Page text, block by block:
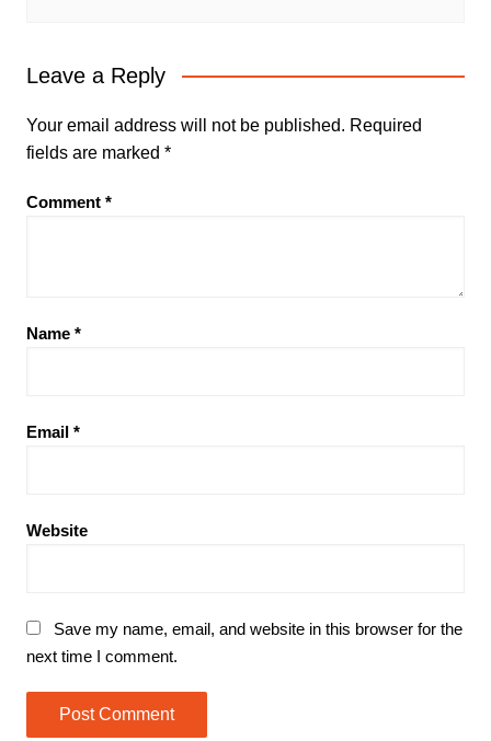
Leave a Reply
Your email address will not be published. Required
fields are marked *
Comment *
Name *
Email *
Website
Save my name, email, and website in this browser for the
next time I comment.